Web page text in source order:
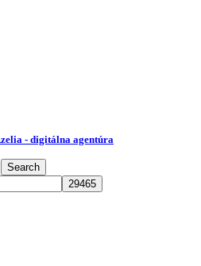
- digitálna agentúra
Search